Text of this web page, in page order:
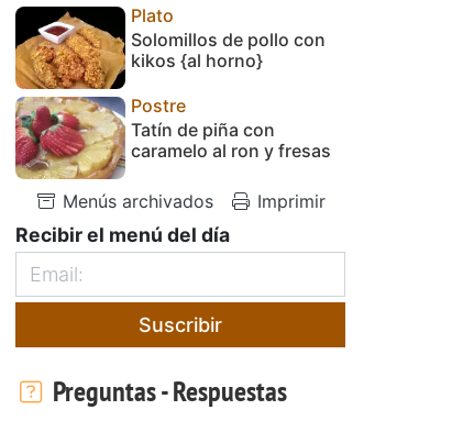
Plato
Solomillos de pollo con
kikos {al horno}
Postre
Tatín de piña con
caramelo al ron y fresas
Menús archivados Imprimir
Recibir el menú del día
Suscribir
Preguntas - Respuestas